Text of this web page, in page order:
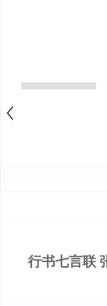
行书七言联